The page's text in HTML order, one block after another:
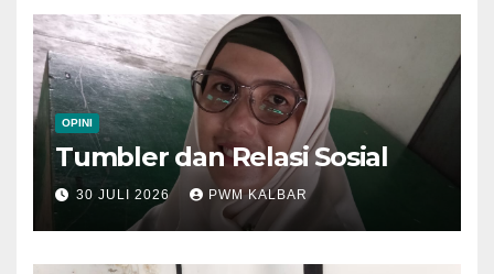
OPINI
Tumbler dan Relasi Sosial
30 JULI 2026 PWM KALBAR